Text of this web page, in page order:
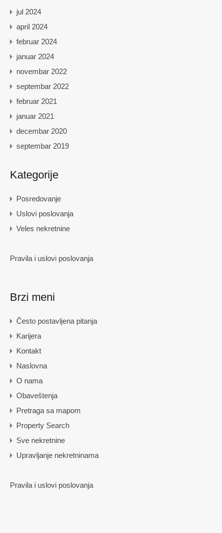
jul 2024
april 2024
februar 2024
januar 2024
novembar 2022
septembar 2022
februar 2021
januar 2021
decembar 2020
septembar 2019
Kategorije
Posredovanje
Uslovi poslovanja
Veles nekretnine
Pravila i uslovi poslovanja
Brzi meni
Često postavljena pitanja
Karijera
Kontakt
Naslovna
O nama
Obaveštenja
Pretraga sa mapom
Property Search
Sve nekretnine
Upravljanje nekretninama
Pravila i uslovi poslovanja